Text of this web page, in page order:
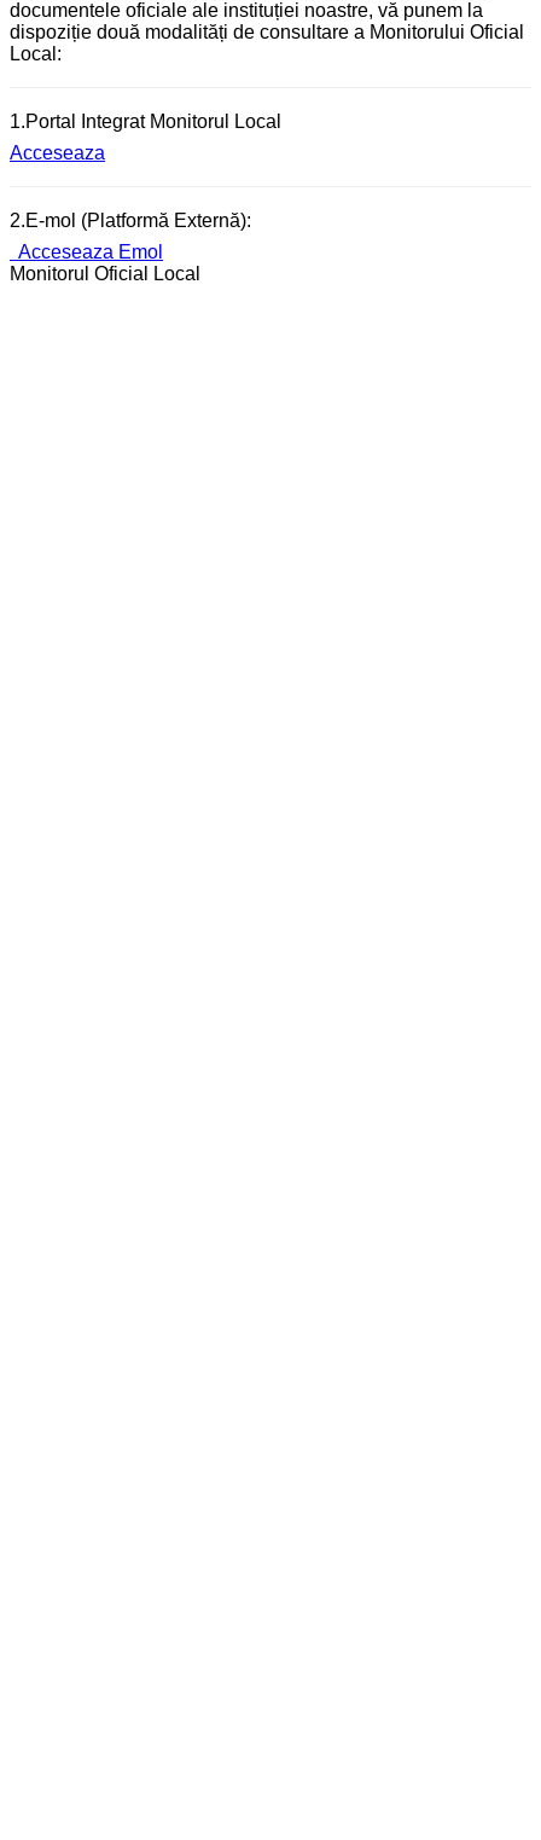
documentele oficiale ale instituției noastre, vă punem la
dispoziție două modalități de consultare a Monitorului Oficial
Local:
1.Portal Integrat Monitorul Local
Acceseaza
2.E-mol (Platformă Externă):
Acceseaza Emol
Monitorul Oficial Local